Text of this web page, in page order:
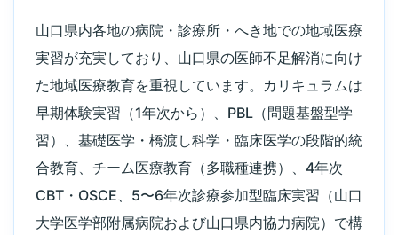
山口県内各地の病院・診療所・へき地での地域医療
実習が充実しており、山口県の医師不足解消に向け
た地域医療教育を重視しています。カリキュラムは
早期体験実習（1年次から）、PBL（問題基盤型学
習）、基礎医学・橋渡し科学・臨床医学の段階的統
合教育、チーム医療教育（多職種連携）、4年次
CBT・OSCE、5〜6年次診療参加型臨床実習（山口
大学医学部附属病院および山口県内協力病院）で構